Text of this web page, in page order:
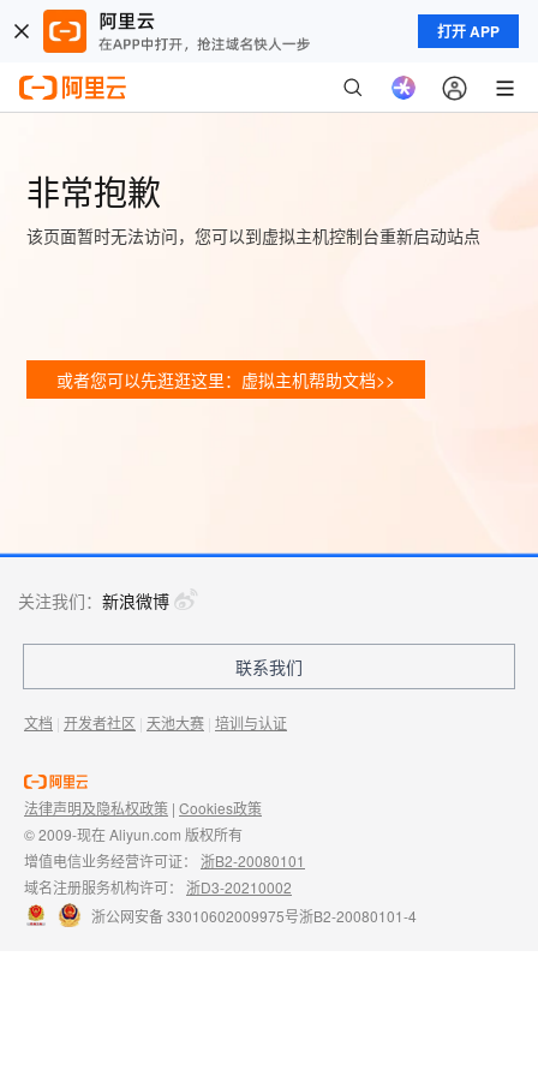
打开 APP
非常抱歉
该页面暂时无法访问，您可以到虚拟主机控制台重新启动站点
或者您可以先逛逛这里：虚拟主机帮助文档>>